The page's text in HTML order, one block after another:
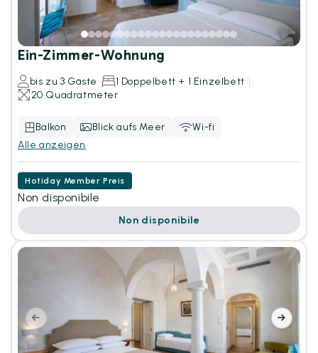
Ein-Zimmer-Wohnung
bis zu 3 Gäste
1 Doppelbett + 1 Einzelbett
20 Quadratmeter
Balkon Blick aufs Meer
Wi-fi
Alle anzeigen
Hotiday Member Preis
Non disponibile
Non disponibile